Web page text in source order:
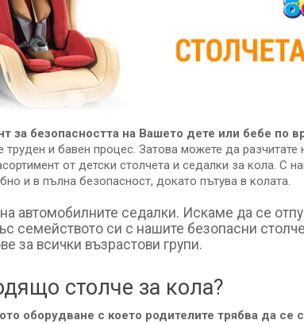
за безопасността на Вашето дете или бебе по
и бавен процес. Затова можете да разчитате
от детски столчета и седалки за кола. С
и в пълна безопасност, докато пътува в колата.
автомобилните седалки. Искаме да се
семейството си с нашите безопасни
за всички възрастови групи.
столче за кола?
оборудване с което родителите трябва да се